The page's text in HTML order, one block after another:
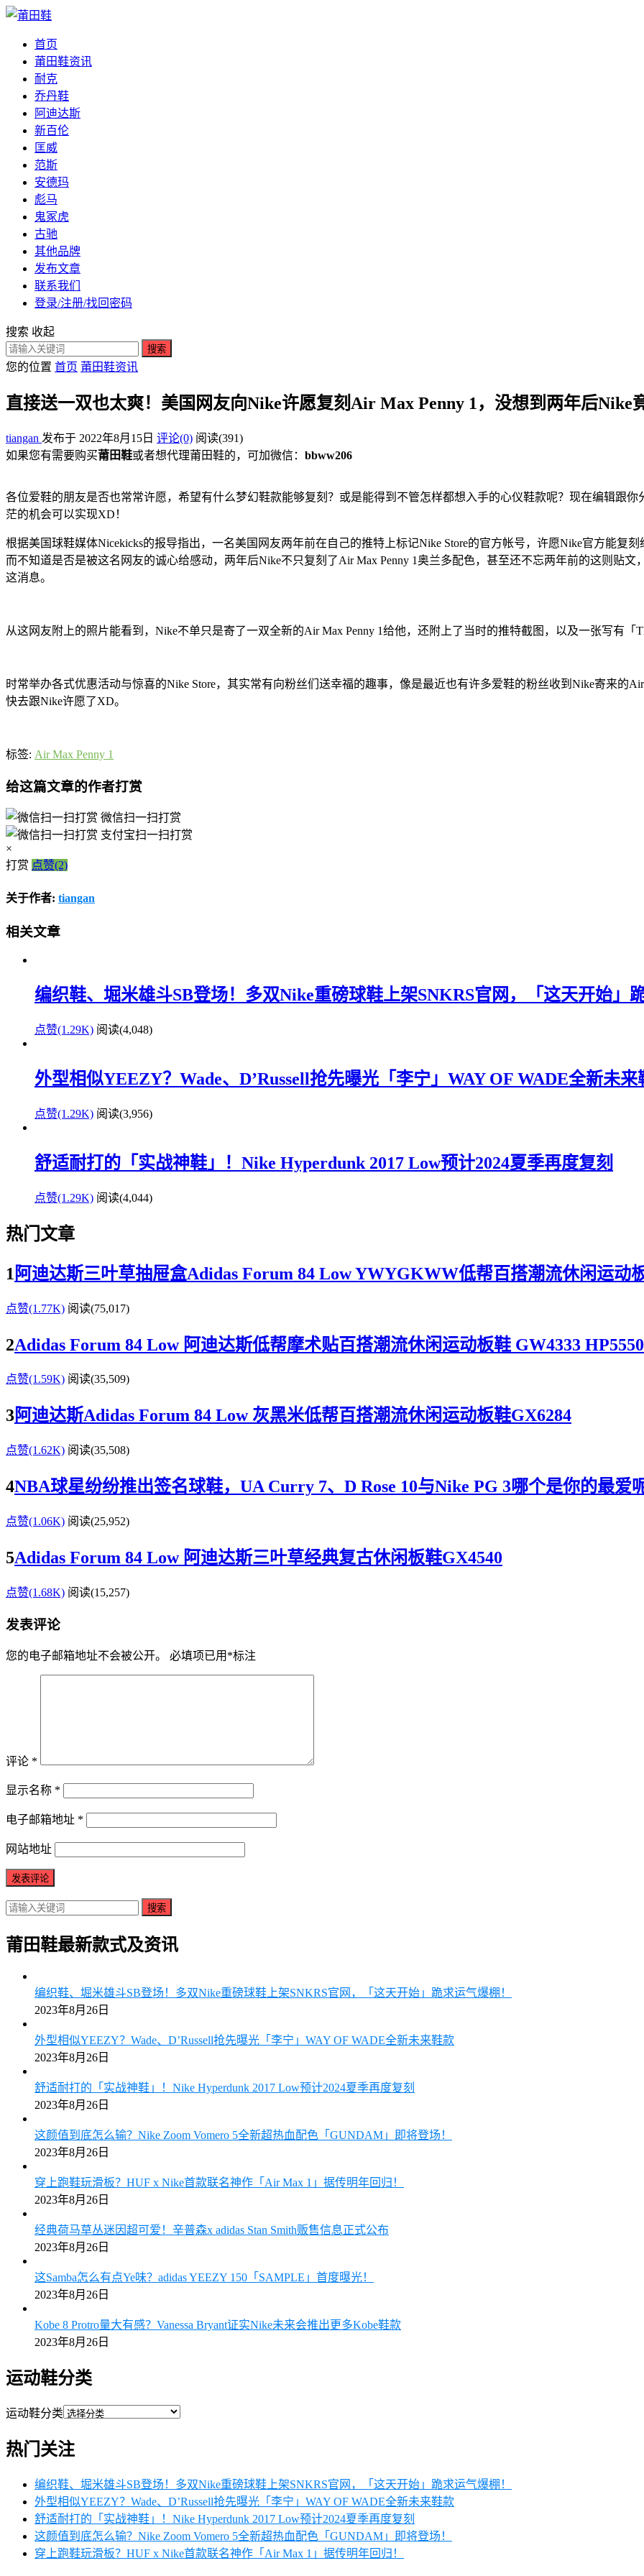
首页
莆田鞋资讯
耐克
乔丹鞋
阿迪达斯
新百伦
匡威
范斯
安德玛
彪马
鬼冢虎
古驰
其他品牌
发布文章
联系我们
登录/注册/找回密码
搜索 收起
搜索
您的位置 首页 莆田鞋资讯
直接送一双也太爽！美国网友向Nike许愿复刻Air Max Penny 1，没想到两年后Nike
tiangan 发布于 2022年8月15日 评论(0) 阅读(391)
如果您有需要购买莆田鞋或者想代理莆田鞋的，可加微信： bbww206
各位爱鞋的朋友是否也常常许愿，希望有什么梦幻鞋款能够复刻？或是能得到不管怎样都想入手的心仪鞋款呢？现在编辑跟
茫的机会可以实现XD！
根据美国球鞋媒体Nicekicks的报导指出，一名美国网友两年前在自己的推特上标记Nike Store的官方帐号，许愿Nike官方能复
而不知道是否是被这名网友的诚心给感动，两年后Nike不只复刻了Air Max Penny 1奥兰多配色，甚至还不忘两年前的这则贴
这消息。
从这网友附上的照片能看到，Nike不单只是寄了一双全新的Air Max Penny 1给他，还附上了当时的推特截图，以及一张写有「
时常举办各式优惠活动与惊喜的Nike Store，其实常有向粉丝们送幸福的趣事，像是最近也有许多爱鞋的粉丝收到Nike寄来的
快去跟Nike许愿了XD。
标签: Air Max Penny 1
给这篇文章的作者打赏
微信扫一扫打赏
支付宝扫一扫打赏
×
打赏 点赞(2)
关于作者: tiangan
相关文章
编织鞋、堀米雄斗SB登场！多双Nike重磅球鞋上架SNKRS官网，「这天开始」
点赞(1.29K) 阅读(4,048)
外型相似YEEZY？Wade、D’Russell抢先曝光「李宁」WAY OF WADE全新未来
点赞(1.29K) 阅读(3,956)
舒适耐打的「实战神鞋」！Nike Hyperdunk 2017 Low预计2024夏季再度复刻
点赞(1.29K) 阅读(4,044)
热门文章
1 阿迪达斯三叶草抽屉盒Adidas Forum 84 Low YWYGKWW低帮百搭潮流休闲运动
点赞(1.77K) 阅读(75,017)
2Adidas Forum 84 Low 阿迪达斯低帮摩术贴百搭潮流休闲运动板鞋 GW4333 HP5550
点赞(1.59K) 阅读(35,509)
3阿迪达斯Adidas Forum 84 Low 灰黑米低帮百搭潮流休闲运动板鞋GX6284
点赞(1.62K) 阅读(35,508)
4NBA球星纷纷推出签名球鞋，UA Curry 7、D Rose 10与Nike PG 3哪个是你的最爱
点赞(1.06K) 阅读(25,952)
5Adidas Forum 84 Low 阿迪达斯三叶草经典复古休闲板鞋GX4540
点赞(1.68K) 阅读(15,257)
发表评论
您的电子邮箱地址不会被公开。 必填项已用 *标注
评论 *
显示名称 *
电子邮箱地址 *
网站地址
搜索
莆田鞋最新款式及资讯
编织鞋、堀米雄斗SB登场！多双Nike重磅球鞋上架SNKRS官网，「这天开始」跪求运气爆棚！
2023年8月26日
外型相似YEEZY？Wade、D’Russell抢先曝光「李宁」WAY OF WADE全新未来鞋款
2023年8月26日
舒适耐打的「实战神鞋」！Nike Hyperdunk 2017 Low预计2024夏季再度复刻
2023年8月26日
这颜值到底怎么输？Nike Zoom Vomero 5全新超热血配色「GUNDAM」即将登场！
2023年8月26日
穿上跑鞋玩滑板？HUF x Nike首款联名神作「Air Max 1」据传明年回归！
2023年8月26日
经典荷马草丛迷因超可爱！辛普森x adidas Stan Smith贩售信息正式公布
2023年8月26日
这Samba怎么有点Ye味？adidas YEEZY 150「SAMPLE」首度曝光！
2023年8月26日
Kobe 8 Protro量大有感？Vanessa Bryant证实Nike未来会推出更多Kobe鞋款
2023年8月26日
运动鞋分类
运动鞋分类
热门关注
编织鞋、堀米雄斗SB登场！多双Nike重磅球鞋上架SNKRS官网，「这天开始」跪求运气爆棚！
外型相似YEEZY？Wade、D’Russell抢先曝光「李宁」WAY OF WADE全新未来鞋款
舒适耐打的「实战神鞋」！Nike Hyperdunk 2017 Low预计2024夏季再度复刻
这颜值到底怎么输？Nike Zoom Vomero 5全新超热血配色「GUNDAM」即将登场！
穿上跑鞋玩滑板？HUF x Nike首款联名神作「Air Max 1」据传明年回归！